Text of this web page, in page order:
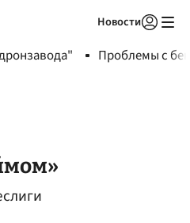
Новости
Проблемы с